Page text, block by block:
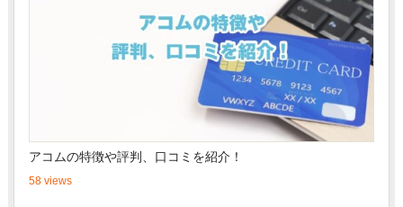
アコムの特徴や評判、口コミを紹介！
58 views